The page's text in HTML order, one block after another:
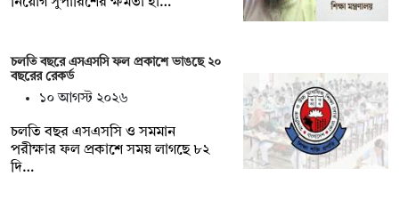
চলতি বছরে এসএসসি ফল প্রকাশে ভাঙছে ২০
বছরের রেকর্ড
১০ আগস্ট ২০২৬
চলতি বছর এসএসসি ও সমমান
পরীক্ষার ফল প্রকাশে সময় লাগছে ৮২
দি…